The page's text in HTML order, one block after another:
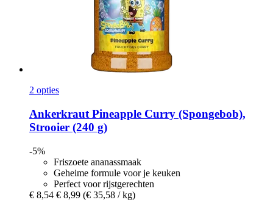
2 opties
Ankerkraut Pineapple Curry (Spongebob),
Strooier (240 g)
-5%
Friszoete ananassmaak
Geheime formule voor je keuken
Perfect voor rijstgerechten
€ 8,54 € 8,99 (€ 35,58 / kg)